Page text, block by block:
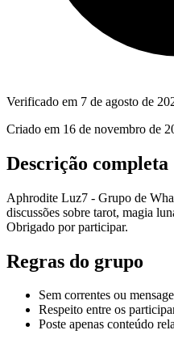
Verificado em 7 de agosto de
Criado em 16 de novembro de
Descrição completa
Aphrodite Luz7 - Grupo de
discussões sobre tarot, magia
Obrigado por participar.
Regras do grupo
Sem correntes ou
Respeito entre os
Poste apenas conteúdo